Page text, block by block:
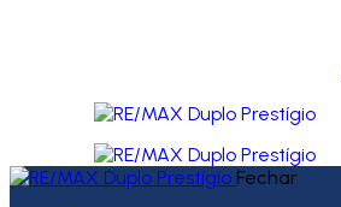
Fechar